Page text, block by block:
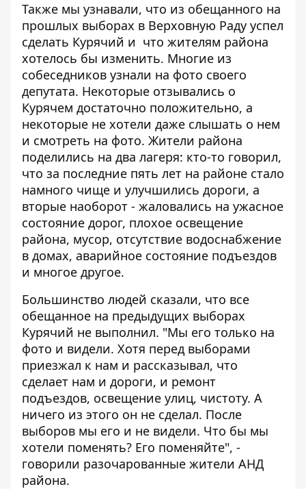
Также мы узнавали, что из обещанного на
прошлых выборах в Верховную Раду успел
сделать Курячий и что жителям района
хотелось бы изменить. Многие из
собеседников узнали на фото своего
депутата. Некоторые отзывались о
Курячем достаточно положительно, а
некоторые не хотели даже слышать о нем
и смотреть на фото. Жители района
поделились на два лагеря: кто-то говорил,
что за последние пять лет на районе стало
намного чище и улучшились дороги, а
вторые наоборот - жаловались на ужасное
состояние дорог, плохое освещение
района, мусор, отсутствие водоснабжение
в домах, аварийное состояние подъездов
и многое другое.
Большинство людей сказали, что все
обещанное на предыдущих выборах
Курячий не выполнил. "Мы его только на
фото и видели. Хотя перед выборами
приезжал к нам и рассказывал, что
сделает нам и дороги, и ремонт
подъездов, освещение улиц, чистоту. А
ничего из этого он не сделал. После
выборов мы его и не видели. Что бы мы
хотели поменять? Его поменяйте", -
говорили разочарованные жители АНД
района.